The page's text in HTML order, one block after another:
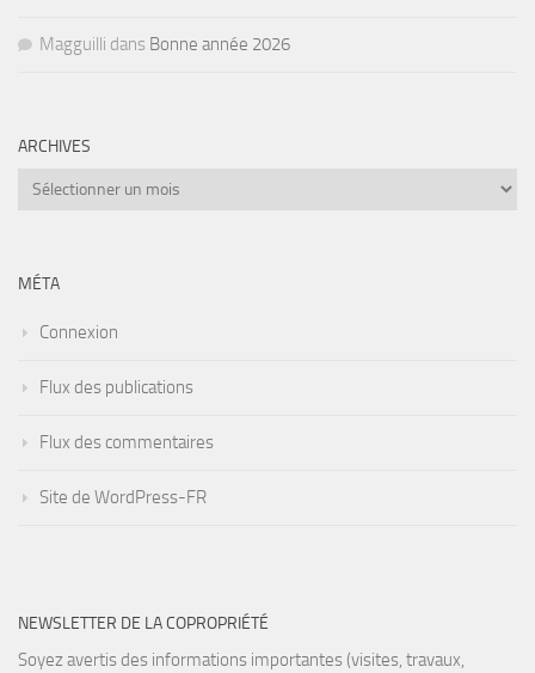
Magguilli dans Bonne année 2026
ARCHIVES
Archives
MÉTA
Connexion
Flux des publications
Flux des commentaires
Site de WordPress-FR
NEWSLETTER DE LA COPROPRIÉTÉ
Soyez avertis des informations importantes (visites, travaux,